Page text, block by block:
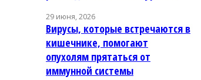
29 июня, 2026
Вирусы, которые встречаются в
кишечнике, помогают
опухолям прятаться от
иммунной системы